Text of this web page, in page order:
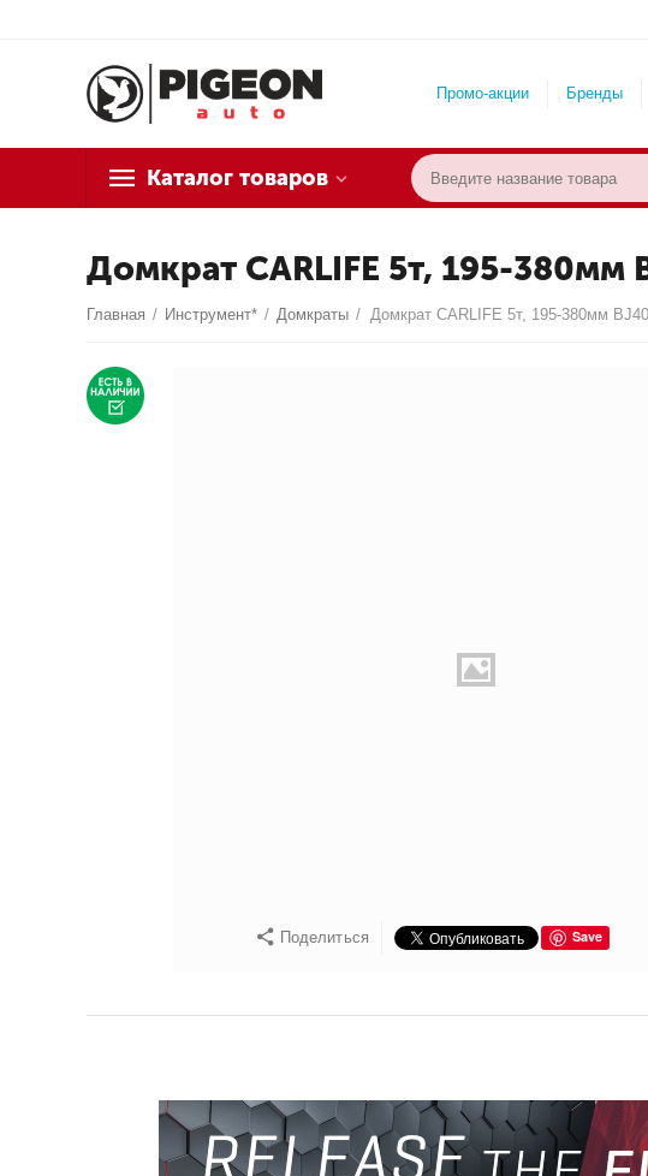
Промо-акции Бренды
Каталог товаров
Домкрат CARLIFE 5т, 195-380мм
Главная / Инструмент* / Домкраты / Домкрат CARLIFE 5т, 195-380мм
Поделиться Save